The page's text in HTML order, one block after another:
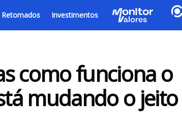
Investimentos
como funciona o
mudando o jeito